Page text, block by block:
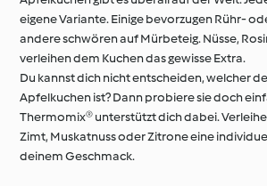
eigene Variante. Einige bevorzugen Rühr-
andere schwören auf Mürbeteig. Nüsse,
verleihen dem Kuchen das gewisse Extra.
Du kannst dich nicht entscheiden, welcher
Apfelkuchen ist? Dann probiere sie doch
Thermomix® unterstützt dich dabei.
Zimt, Muskatnuss oder Zitrone eine
deinem Geschmack.